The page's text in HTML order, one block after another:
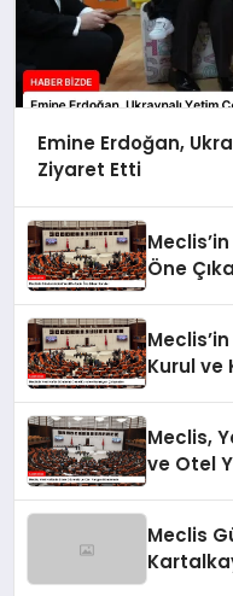
Emine Erdoğan,
Ziyaret Etti
Öne
Kurul ve
Meclis,
ve Otel
Meclis